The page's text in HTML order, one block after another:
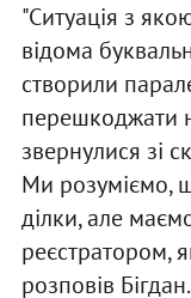
"Ситуація з
відома
створили
перешкоджати
звернулися зі
Ми розуміємо,
ділки, але
реєстратором,
розповів Бігдан.